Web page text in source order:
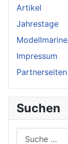
Artikel
Jahrestage
Impressum
Partnerseiten
Suchen